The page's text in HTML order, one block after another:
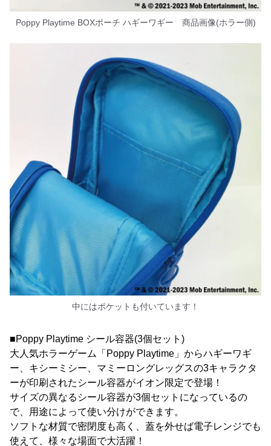
Poppy Playtime BOXポーチ ハギーワギー 商品画像(ホラー側)
中にはポケットも付いています！
■Poppy Playtime シール容器(3個セット)
大人気ホラーゲーム「Poppy Playtime」からハギーワギ
ー、キシーミシー、マミーロングレッグスの3キャラクタ
ーが印刷されたシール容器がイオン限定で登場！
サイズの異なるシール容器が3個セットになっているの
で、用途によって使い分けができます。
ソフトな材質で密閉度も高く、蓋を外せば電子レンジでも
使えて、様々な場面で大活躍！